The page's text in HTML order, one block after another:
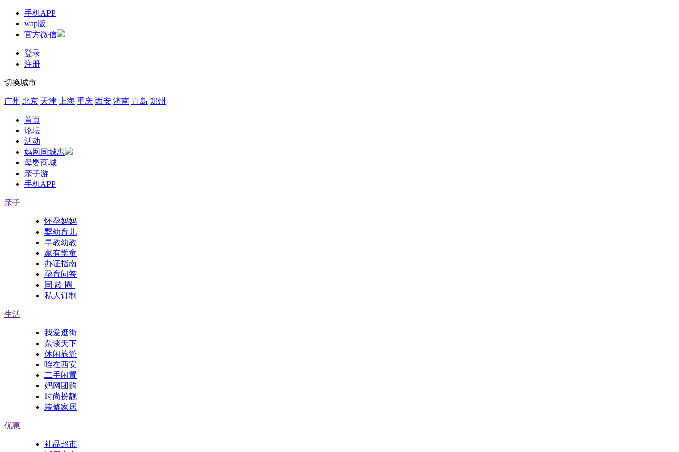
手机APP
wap版
官方微信
登录|
注册
切换城市
广州 北京 天津 上海 重庆 西安 济南 青岛 郑州
首页
论坛
活动
妈网同城惠
母婴商城
亲子游
手机APP
亲子
怀孕妈妈
婴幼育儿
早教幼教
家有学童
办证指南
孕育问答
同 龄 圈
私人订制
生活
我爱逛街
杂谈天下
休闲旅游
咥在西安
二手闲置
妈网团购
时尚扮靓
装修家居
优惠
礼品超市